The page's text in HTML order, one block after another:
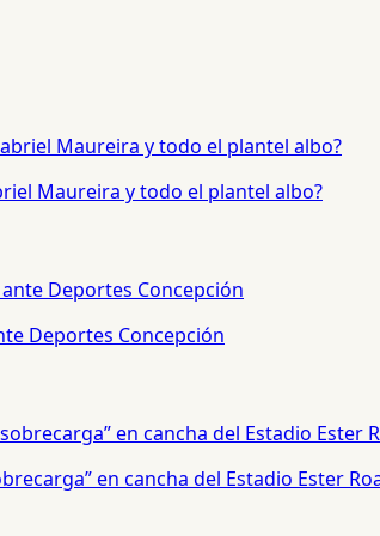
Maureira y todo el plantel albo?
Deportes Concepción
en cancha del Estadio Ester